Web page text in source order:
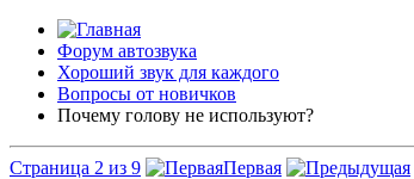
Форум автозвука
Хороший звук для каждого
Вопросы от новичков
Почему голову не используют?
Страница 2 из 9 Первая